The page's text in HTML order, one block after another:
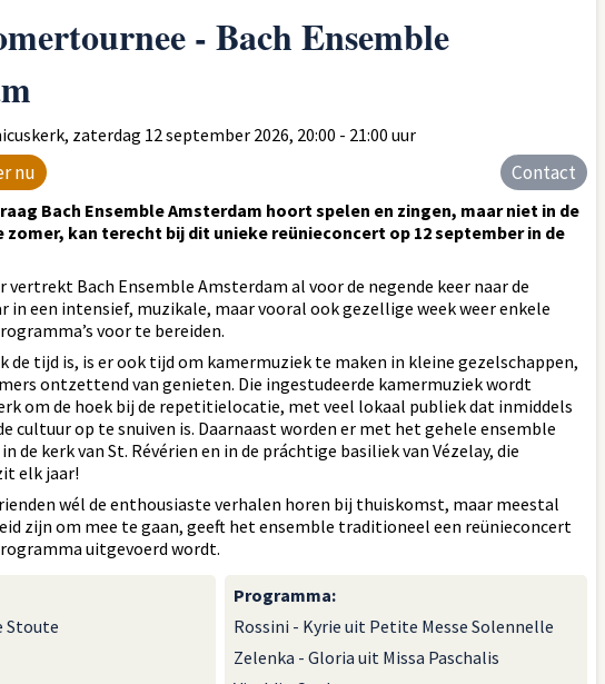
- Bach Ensemble
zaterdag 12 september 2026, 20:00 - 21:00 uur
nu Contact
Bach Ensemble Amsterdam hoort spelen en zingen, maar niet in de
zomer, kan terecht bij dit unieke reünieconcert op 12 september in de
vertrekt Bach Ensemble Amsterdam al voor de negende keer naar de
in een intensief, muzikale, maar vooral ook gezellige week weer enkele
voor te bereiden.
de tijd is, is er ook tijd om kamermuziek te maken in kleine gezelschappen,
ontzettend van genieten. Die ingestudeerde kamermuziek wordt
om de hoek bij de repetitielocatie, met veel lokaal publiek dat inmiddels
cultuur op te snuiven is. Daarnaast worden er met het gehele ensemble
de kerk van St. Révérien en in de práchtige basiliek van Vézelay, die
elk jaar!
wél de enthousiaste verhalen horen bij thuiskomst, maar meestal
zijn om mee te gaan, geeft het ensemble traditioneel een reünieconcert
uitgevoerd wordt.
Stoute
Programma:
Rossini - Kyrie uit Petite Messe Solennelle
Zelenka - Gloria uit Missa Paschalis